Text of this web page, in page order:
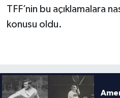
TFF’nin bu açıklamalara
konusu oldu.